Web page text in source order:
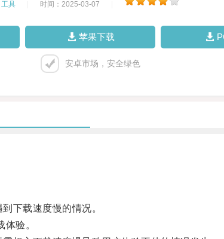
工具 时间：2025-03-07
苹果下载
安卓市场，安全绿色
下载速度慢的情况。
验。